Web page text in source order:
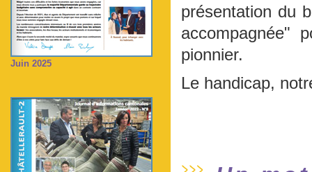
Juin 2025
présentation du
accompagnée"
pionnier.
Le handicap,